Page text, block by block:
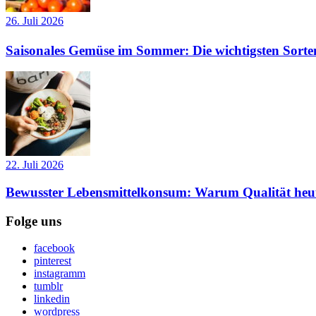
26. Juli 2026
Saisonales Gemüse im Sommer: Die wichtigsten
22. Juli 2026
Bewusster Lebensmittelkonsum: Warum Qualität
Folge uns
facebook
pinterest
instagramm
tumblr
linkedin
wordpress